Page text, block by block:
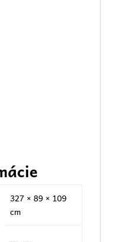
327 × 89 × 109
cm